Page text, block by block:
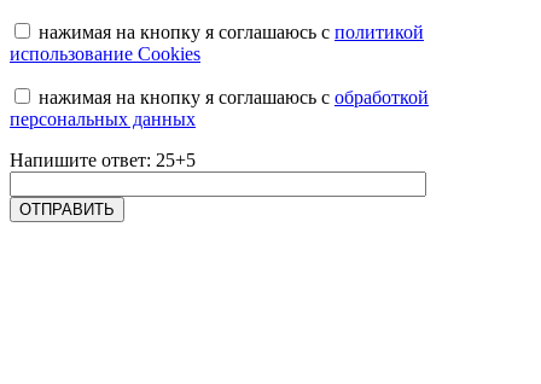
нажимая на кнопку я соглашаюсь с политикой
использование Cookies
нажимая на кнопку я соглашаюсь с обработкой
персональных данных
Напишите ответ: 25+5